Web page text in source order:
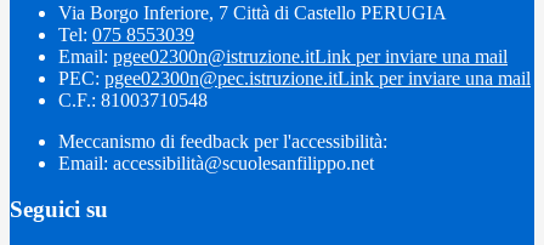
Via Borgo Inferiore, 7 Città di Castello PERUGIA
Tel: 075 8553039
Email: pgee02300n@istruzione.itLink per inviare una mail
PEC: pgee02300n@pec.istruzione.itLink per inviare una mail
C.F.: 81003710548
Meccanismo di feedback per l'accessibilità:
Email: accessibilità@scuolesanfilippo.net
Seguici su